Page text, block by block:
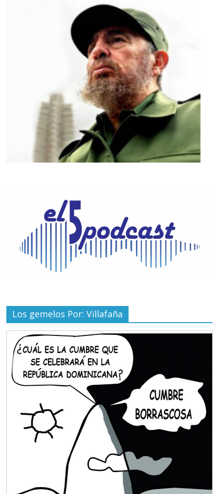
Los gemelos Por: Villafaña